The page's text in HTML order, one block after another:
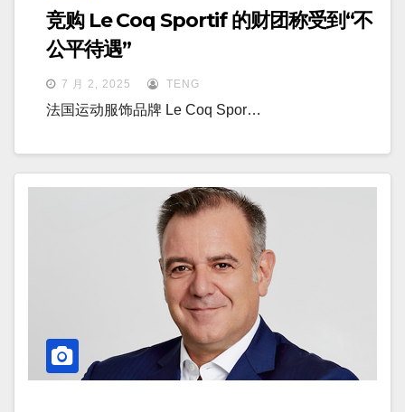
竞购 Le Coq Sportif 的财团称受到“不
公平待遇”
7 月 2, 2025 TENG
法国运动服饰品牌 Le Coq Spor…